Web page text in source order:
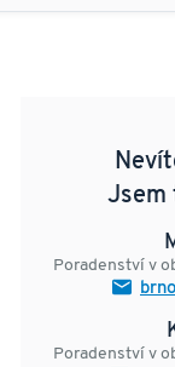
Jsem
Poradenství v
Poradenství v